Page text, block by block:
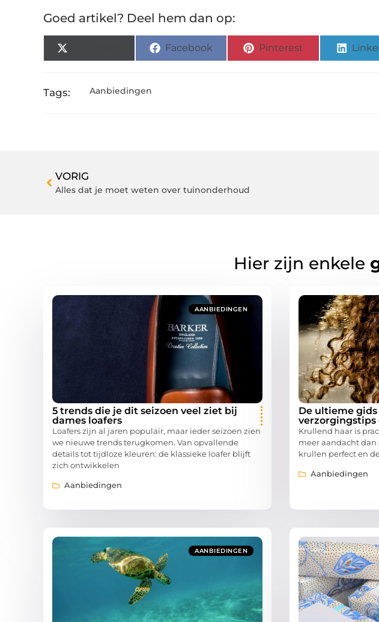
Goed artikel? Deel hem dan op:
Facebook Pinterest
Tags: Aanbiedingen
VORIG
Alles dat je moet weten over tuinonderhoud
Hier zijn enkele
AANBIEDINGEN
5 trends die je dit seizoen veel ziet bij
dames loafers
Loafers zijn al jaren populair, maar ieder seizoen zien
we nieuwe trends terugkomen. Van opvallende
details tot tijdloze kleuren: de klassieke loafer blijft
zich ontwikkelen
Aanbiedingen
De ultieme
verzorgingstips
Krullend haar is
meer aandacht dan
krullen perfect en
Aanbiedingen
AANBIEDINGEN